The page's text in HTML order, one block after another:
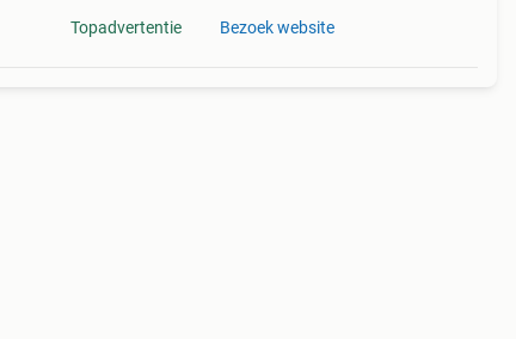
Topadvertentie Bezoek website